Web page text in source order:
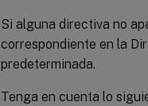
Si alguna directiva no
correspondiente en la
predeterminada.
Tenga en cuenta lo